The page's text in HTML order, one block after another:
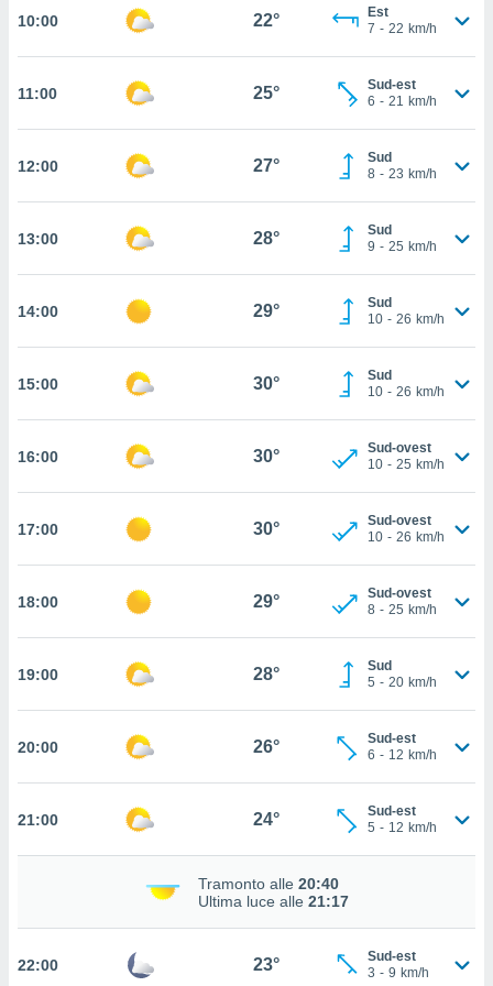
in
del
dei
ad
In
che
per
nel
o
non
10:00 22°
Est
7 - 22 km/h
11:00 25°
Sud-est
6 - 21 km/h
12:00 27°
Sud
8 - 23 km/h
13:00 28°
Sud
9 - 25 km/h
14:00 29°
Sud
10 - 26 km/h
15:00 30°
Sud
10 - 26 km/h
16:00 30°
Sud-ovest
10 - 25 km/h
17:00 30°
Sud-ovest
10 - 26 km/h
18:00 29°
Sud-ovest
8 - 25 km/h
19:00 28°
Sud
5 - 20 km/h
20:00 26°
Sud-est
6 - 12 km/h
21:00 24°
Sud-est
5 - 12 km/h
Tramonto alle 20:40
Ultima luce alle 21:17
22:00 23°
Sud-est
3 - 9 km/h